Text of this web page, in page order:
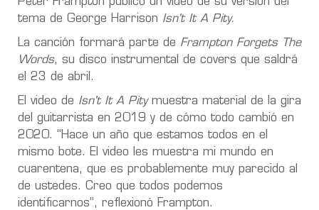
tema de George Harrison Isn't It A Pity.
La canción formará parte de Frampton Forgets The
Words, su disco instrumental de covers que saldrá
el 23 de abril.
El video de Isn't It A Pitymuestra material de la gira
del guitarrista en 2019 y de cómo todo cambió en
2020. “Hace un año que estamos todos en el
mismo bote. El video les muestra mi mundo en
cuarentena, que es probablemente muy parecido al
de ustedes. Creo que todos podemos
identificarnos”, reflexionó Frampton.